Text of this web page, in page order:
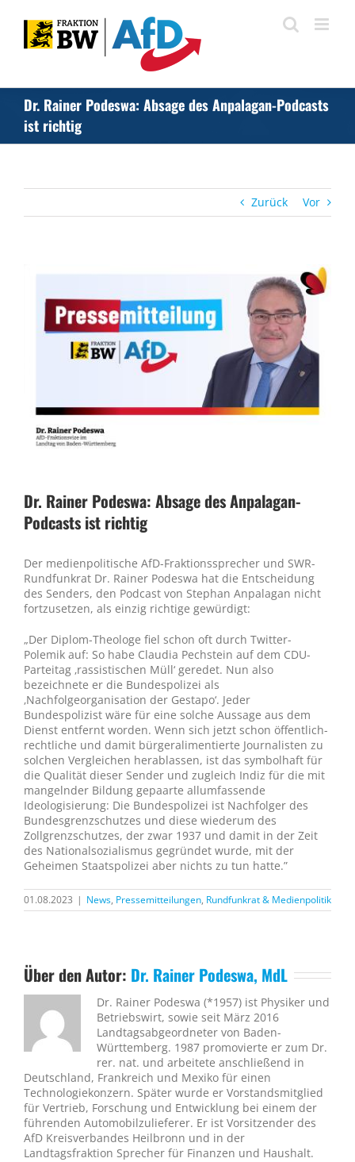
Inhalt
springen
Dr. Rainer Podeswa: Absage des Anpalagan-Podcasts
ist richtig
Zurück Vor
Dr. Rainer Podeswa: Absage des Anpalagan-
Podcasts ist richtig
Der medienpolitische AfD-Fraktionssprecher und SWR-
Rundfunkrat Dr. Rainer Podeswa hat die Entscheidung
des Senders, den Podcast von Stephan Anpalagan nicht
fortzusetzen, als einzig richtige gewürdigt:
„Der Diplom-Theologe fiel schon oft durch Twitter-
Polemik auf: So habe Claudia Pechstein auf dem CDU-
Parteitag ‚rassistischen Müll‘ geredet. Nun also
bezeichnete er die Bundespolizei als
‚Nachfolgeorganisation der Gestapo‘. Jeder
Bundespolizist wäre für eine solche Aussage aus dem
Dienst entfernt worden. Wenn sich jetzt schon öffentlich-
rechtliche und damit bürgeralimentierte Journalisten zu
solchen Vergleichen herablassen, ist das symbolhaft für
die Qualität dieser Sender und zugleich Indiz für die mit
mangelnder Bildung gepaarte allumfassende
Ideologisierung: Die Bundespolizei ist Nachfolger des
Bundesgrenzschutzes und diese wiederum des
Zollgrenzschutzes, der zwar 1937 und damit in der Zeit
des Nationalsozialismus gegründet wurde, mit der
Geheimen Staatspolizei aber nichts zu tun hatte.”
01.08.2023 | News, Pressemitteilungen, Rundfunkrat & Medienpolitik
Über den Autor: Dr. Rainer Podeswa, MdL
Dr. Rainer Podeswa (*1957) ist Physiker und
Betriebswirt, sowie seit März 2016
Landtagsabgeordneter von Baden-
Württemberg. 1987 promovierte er zum Dr.
rer. nat. und arbeitete anschließend in
Deutschland, Frankreich und Mexiko für einen
Technologiekonzern. Später wurde er Vorstandsmitglied
für Vertrieb, Forschung und Entwicklung bei einem der
führenden Automobilzulieferer. Er ist Vorsitzender des
AfD Kreisverbandes Heilbronn und in der
Landtagsfraktion Sprecher für Finanzen und Haushalt.